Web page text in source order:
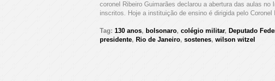
coronel Ribeiro Guimarães declarou a abertura das aulas no
inscritos. Hoje a instituição de ensino é dirigida pelo Coronel
Tag: 130 anos, bolsonaro, colégio militar, Deputado
presidente, Rio de Janeiro, sostenes, wilson witzel